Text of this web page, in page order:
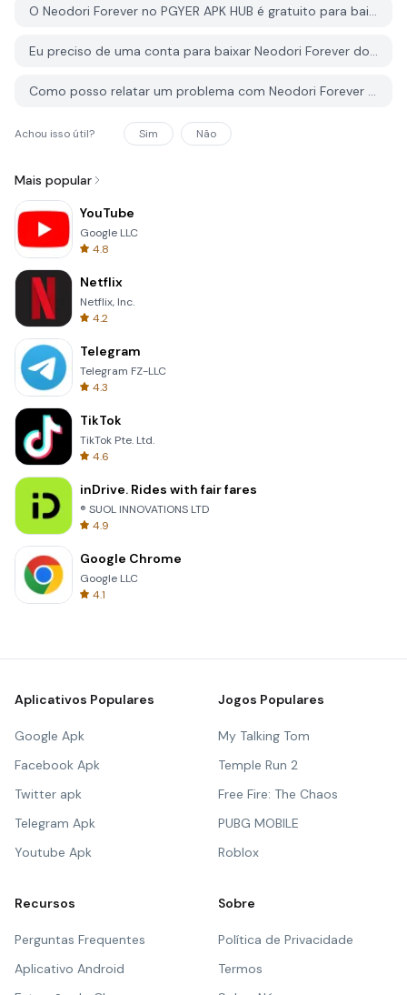
O Neodori Forever no PGYER APK HUB é gratuito para baixar?
Eu preciso de uma conta para baixar Neodori Forever do PGYER APK HUB?
Como posso relatar um problema com Neodori Forever no PGYER APK HUB?
Achou isso útil? Sim Não
Mais popular
YouTube
Google LLC
4.8
Netflix
Netflix, Inc.
4.2
Telegram
Telegram FZ-LLC
4.3
TikTok
TikTok Pte. Ltd.
4.6
inDrive. Rides with fair fares
® SUOL INNOVATIONS LTD
4.9
Google Chrome
Google LLC
4.1
Aplicativos Populares
Google Apk
Facebook Apk
Twitter apk
Telegram Apk
Youtube Apk
Jogos Populares
My Talking Tom
Temple Run 2
Free Fire: The Chaos
PUBG MOBILE
Roblox
Recursos
Perguntas Frequentes
Aplicativo Android
Sobre
Política de Privacidade
Termos